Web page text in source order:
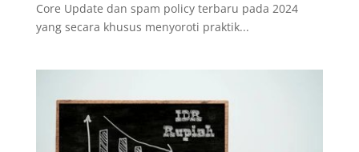
Core Update dan spam policy terbaru pada 2024
yang secara khusus menyoroti praktik...